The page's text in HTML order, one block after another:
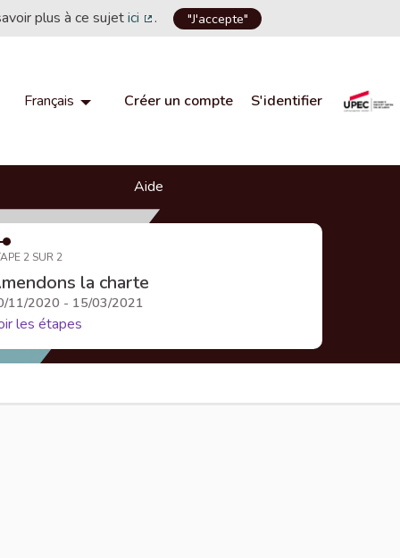
plus à ce sujetici
(Lien externe)
. "J'accepte"
Français Choisir la langueChoose language
Créer un compte S'identifier
Aide
2 SUR 2
la charte
11/2020 - 15/03/2021
les étapes